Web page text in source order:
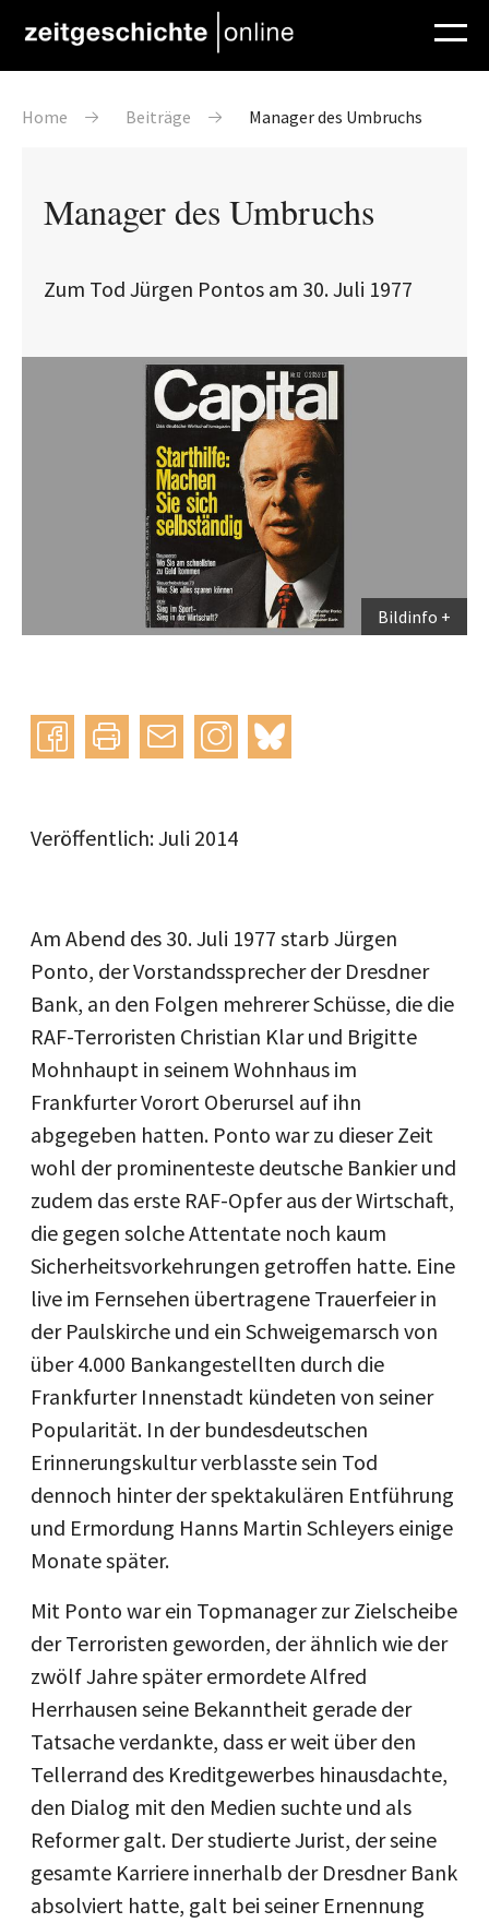
Pfadnavigation
Home Beiträge Manager des Umbruchs
Manager des Umbruchs
Zum Tod Jürgen Pontos am 30. Juli 1977
Bildinfo
Instagram
bluesky
Veröffentlich: Juli 2014
Am Abend des 30. Juli 1977 starb Jürgen
Ponto, der Vorstandssprecher der Dresdner
Bank, an den Folgen mehrerer Schüsse, die die
RAF-Terroristen Christian Klar und Brigitte
Mohnhaupt in seinem Wohnhaus im
Frankfurter Vorort Oberursel auf ihn
abgegeben hatten. Ponto war zu dieser Zeit
wohl der prominenteste deutsche Bankier und
zudem das erste RAF-Opfer aus der Wirtschaft,
die gegen solche Attentate noch kaum
Sicherheitsvorkehrungen getroffen hatte. Eine
live im Fernsehen übertragene Trauerfeier in
der Paulskirche und ein Schweigemarsch von
über 4.000 Bankangestellten durch die
Frankfurter Innenstadt kündeten von seiner
Popularität. In der bundesdeutschen
Erinnerungskultur verblasste sein Tod
dennoch hinter der spektakulären Entführung
und Ermordung Hanns Martin Schleyers einige
Monate später.
Mit Ponto war ein Topmanager zur Zielscheibe
der Terroristen geworden, der ähnlich wie der
zwölf Jahre später ermordete Alfred
Herrhausen seine Bekanntheit gerade der
Tatsache verdankte, dass er weit über den
Tellerrand des Kreditgewerbes hinausdachte,
den Dialog mit den Medien suchte und als
Reformer galt. Der studierte Jurist, der seine
gesamte Karriere innerhalb der Dresdner Bank
absolviert hatte, galt bei seiner Ernennung